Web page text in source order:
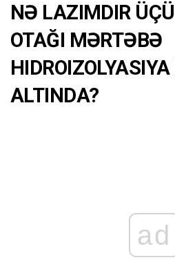
NƏ LAZIMDIR
OTAĞI MƏRTƏBƏ
ALTINDA?
ad